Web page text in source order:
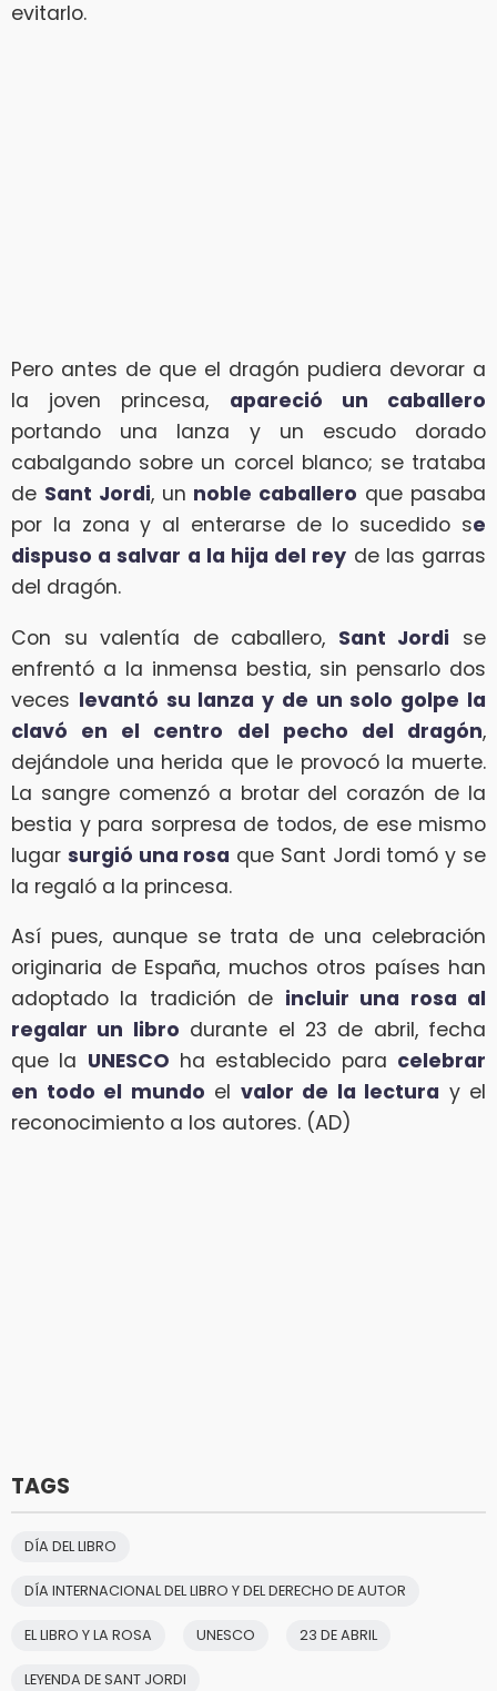
evitarlo.
Pero antes de que el dragón pudiera devorar a
la joven princesa, apareció un caballero
portando una lanza y un escudo dorado
cabalgando sobre un corcel blanco; se trataba
de Sant Jordi, un noble caballero que pasaba
por la zona y al enterarse de lo sucedido se
dispuso a salvar a la hija del rey de las garras
del dragón.
Con su valentía de caballero, Sant Jordi se
enfrentó a la inmensa bestia, sin pensarlo dos
veces levantó su lanza y de un solo golpe la
clavó en el centro del pecho del dragón,
dejándole una herida que le provocó la muerte.
La sangre comenzó a brotar del corazón de la
bestia y para sorpresa de todos, de ese mismo
lugar surgió una rosa que Sant Jordi tomó y se
la regaló a la princesa.
Así pues, aunque se trata de una celebración
originaria de España, muchos otros países han
adoptado la tradición de incluir una rosa al
regalar un libro durante el 23 de abril, fecha
que la UNESCO ha establecido para celebrar
en todo el mundo el valor de la lectura y el
reconocimiento a los autores. (AD)
TAGS
DÍA DEL LIBRO
DÍA INTERNACIONAL DEL LIBRO Y DEL DERECHO DE AUTOR
EL LIBRO Y LA ROSA UNESCO 23 DE ABRIL
LEYENDA DE SANT JORDI